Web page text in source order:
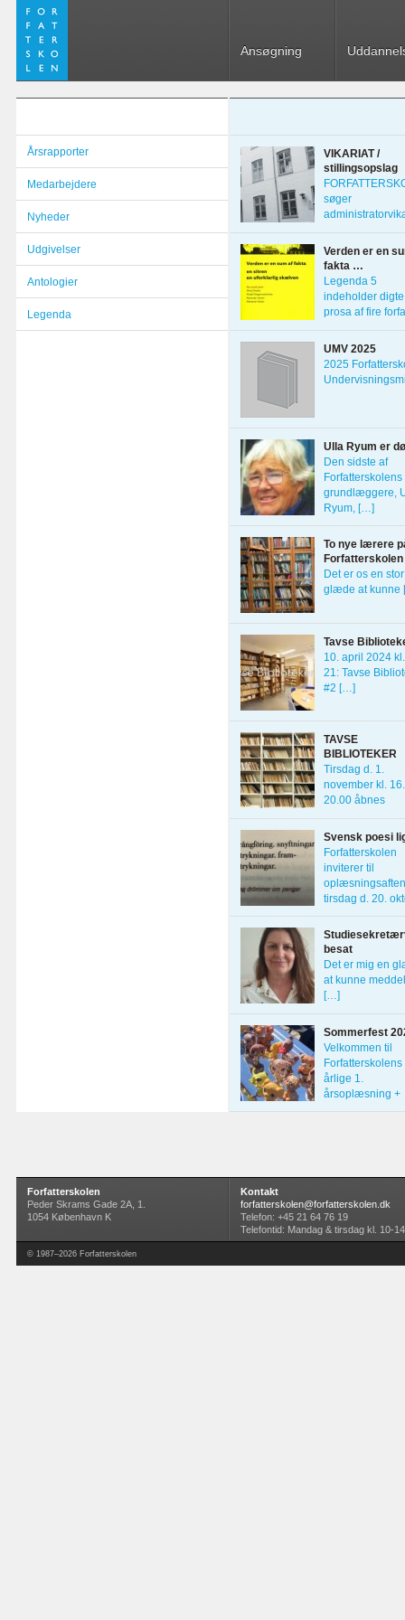
Ansøgning
Årsrapporter
Medarbejdere
Nyheder
Udgivelser
Antologier
Legenda
VIKARIAT /
stillingsopslag
søger
1. marts 2022
Verden er en
fakta …
Legenda 5
indeholder
prosa af fire
fra Skt.
UMV 2025
2025
Ulla Ryum er
Den sidste af
Forfatterskolens
grundlæggere,
Ryum, […]
To nye lærere
Forfatterskolen
Det er os en stor
glæde at kunne
Tavse
10. april 2024
21: Tavse
#2 […]
TAVSE
BIBLIOTEKER
Tirsdag d. 1.
november kl.
20.00 åbnes
Svensk poesi
Forfatterskolen
inviterer til
oplæsningsaften
tirsdag d. 20.
[…]
besat
Det er mig en
at kunne
[…]
Sommerfest
Velkommen til
Forfatterskolens
årlige 1.
årsoplæsning +
sommerfest […]
Forfatterskolen
Peder Skrams Gade 2A, 1.
1054 København K
Kontakt
forfatterskolen@forfatterskolen.dk
Telefon: +45 21 64 76 19
Telefontid: Mandag & tirsdag kl. 10-14
© 1987–2026 Forfatterskolen